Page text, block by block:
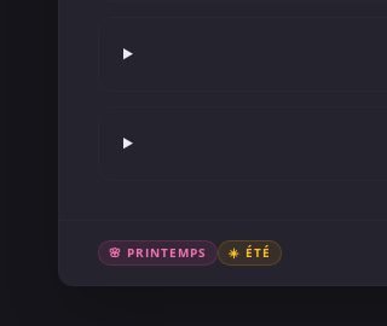
🌸 PRINTEMPS ☀️ ÉTÉ